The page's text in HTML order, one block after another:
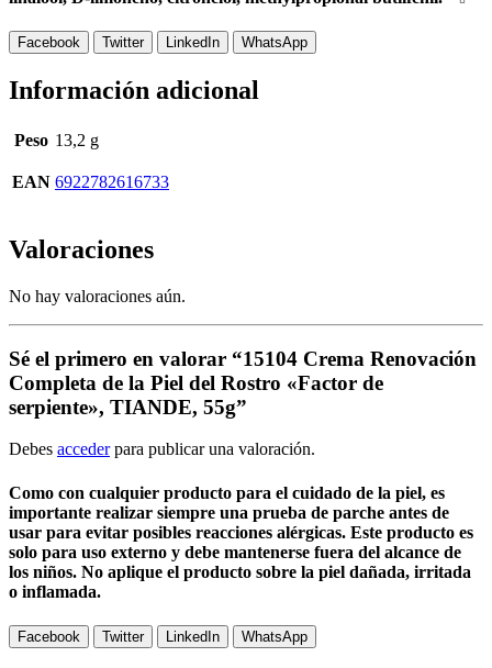
Facebook Twitter LinkedIn WhatsApp
Información adicional
Peso 13,2 g
EAN 6922782616733
Valoraciones
No hay valoraciones aún.
Sé el primero en valorar “15104 Crema Renovación
Completa de la Piel del Rostro «Factor de
serpiente», TIANDE, 55g”
Debes accederpara publicar una valoración.
Como con cualquier producto para el cuidado de la piel, es
importante realizar siempre una prueba de parche antes de
usar para evitar posibles reacciones alérgicas. Este producto es
solo para uso externo y debe mantenerse fuera del alcance de
los niños. No aplique el producto sobre la piel dañada, irritada
o inflamada.
Facebook Twitter LinkedIn WhatsApp